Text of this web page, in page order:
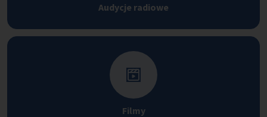
Audycje radiowe
Filmy